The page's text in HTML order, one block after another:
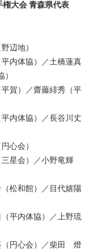
大会 青森県代表
辺地）
内体協）／土橋蓮真
賀）／齋藤緋秀（平
内体協）／長谷川丈
心会）
星会）／小野竜輝
松和館）／目代嬉陽
平内体協）／上野琉
（円心会）／柴田 燈